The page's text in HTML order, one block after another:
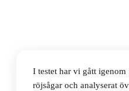
I testet har vi gått igenom
röjsågar och analyserat